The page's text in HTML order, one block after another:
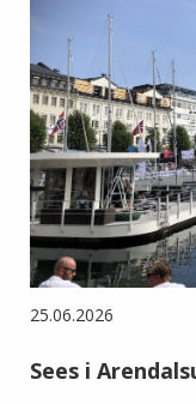
25.06.2026
Sees i